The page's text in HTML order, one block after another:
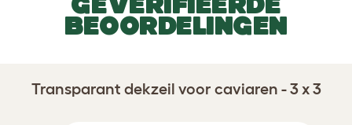
BEOORDELINGEN
Transparant dekzeil voor caviaren - 3 x 3